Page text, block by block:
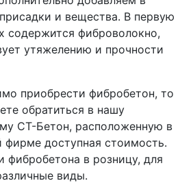
и вещества. В первую
содержится фиброволокно,
утяжелению и прочности
приобрести фибробетон, то
обратиться в нашу
СТ-Бетон, расположенную в
доступная стоимость.
в розницу, для
виды.